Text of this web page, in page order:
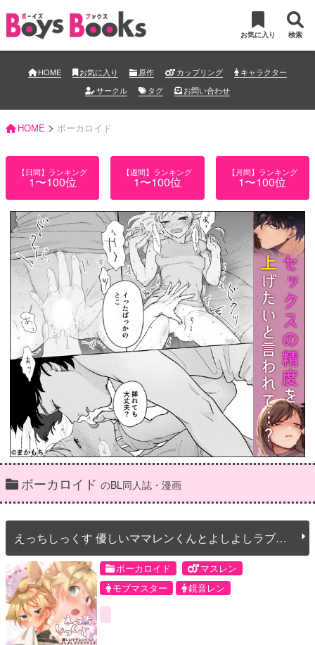
お気に入り 検索
HOME お気に入り 原作 カップリング
キャラクター
サークル
タグ お問い合わせ
HOME > ボーカロイド
【日間】ランキング
1〜100位
【週間】ランキング
1〜100位
【月間】ランキング
1〜100位
ボーカロイド のBL同人誌・漫画
えっちしっくす 優しいママレンくんとよしよしラブラ
ボーカロイド
マスレン
モブマスター
鏡音レン